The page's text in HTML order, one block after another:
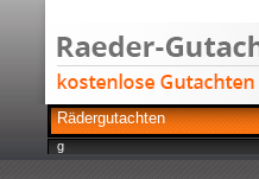
Rädergutachten
g